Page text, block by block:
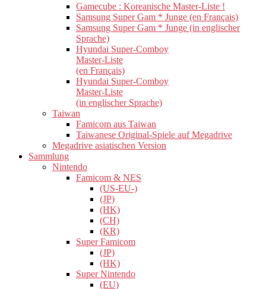
Gamecube : Koreanische Master-Liste !
Samsung Super Gam * Junge (en Français)
Samsung Super Gam * Junge (in englischer
Sprache)
Hyundai Super-Comboy
Master-Liste
(en Français)
Hyundai Super-Comboy
Master-Liste
(in englischer Sprache)
Taiwan
Famicom aus Taiwan
Taiwanese Original-Spiele auf Megadrive
Megadrive asiatischen Version
Sammlung
Nintendo
Famicom & NES
(US-EU-)
(JP)
(HK)
(CH)
(KR)
Super Famicom
(JP)
(HK)
Super Nintendo
(EU)